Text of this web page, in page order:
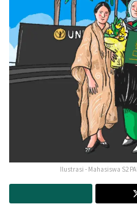
Ilustrasi - Mahasiswa S2